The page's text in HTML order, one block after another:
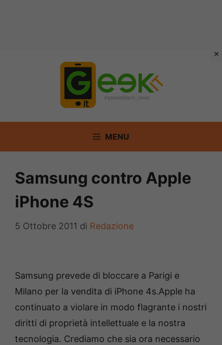
MENU
Samsung contro Apple
iPhone 4S
5 Ottobre 2011 di Redazione
Samsung prevede di bloccare a Parigi e
Milano per la vendita di iPhone 4s.Apple ha
continuato a violare in modo flagrante i nostri
diritti di proprietà intellettuale e la nostra
tecnologia. Crediamo che sia ora necessario